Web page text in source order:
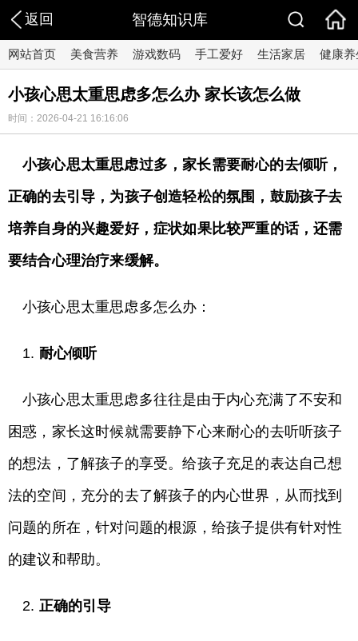
返回 智德知识库
网站首页 美食营养 游戏数码 手工爱好 生活家居 健康养
小孩心思太重思虑多怎么办 家长该怎么做
时间：2026-04-21 16:16:06
小孩心思太重思虑过多，家长需要耐心的去倾听，
正确的去引导，为孩子创造轻松的氛围，鼓励孩子去
培养自身的兴趣爱好，症状如果比较严重的话，还需
要结合心理治疗来缓解。
小孩心思太重思虑多怎么办：
1. 耐心倾听
小孩心思太重思虑多往往是由于内心充满了不安和
困惑，家长这时候就需要静下心来耐心的去听听孩子
的想法，了解孩子的享受。给孩子充足的表达自己想
法的空间，充分的去了解孩子的内心世界，从而找到
问题的所在，针对问题的根源，给孩子提供有针对性
的建议和帮助。
2. 正确的引导